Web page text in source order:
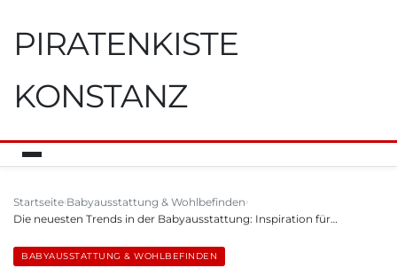
PIRATENKISTE
KONSTANZ
Startseite Babyausstattung & Wohlbefinden
Die neuesten Trends in der Babyausstattung: Inspiration für…
BABYAUSSTATTUNG & WOHLBEFINDEN